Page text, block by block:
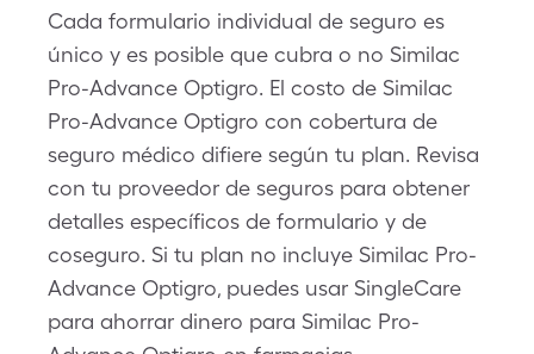
Cada formulario individual de seguro es
único y es posible que cubra o no Similac
Pro-Advance Optigro. El costo de Similac
Pro-Advance Optigro con cobertura de
seguro médico difiere según tu plan. Revisa
con tu proveedor de seguros para obtener
detalles específicos de formulario y de
coseguro. Si tu plan no incluye Similac Pro-
Advance Optigro, puedes usar SingleCare
para ahorrar dinero para Similac Pro-